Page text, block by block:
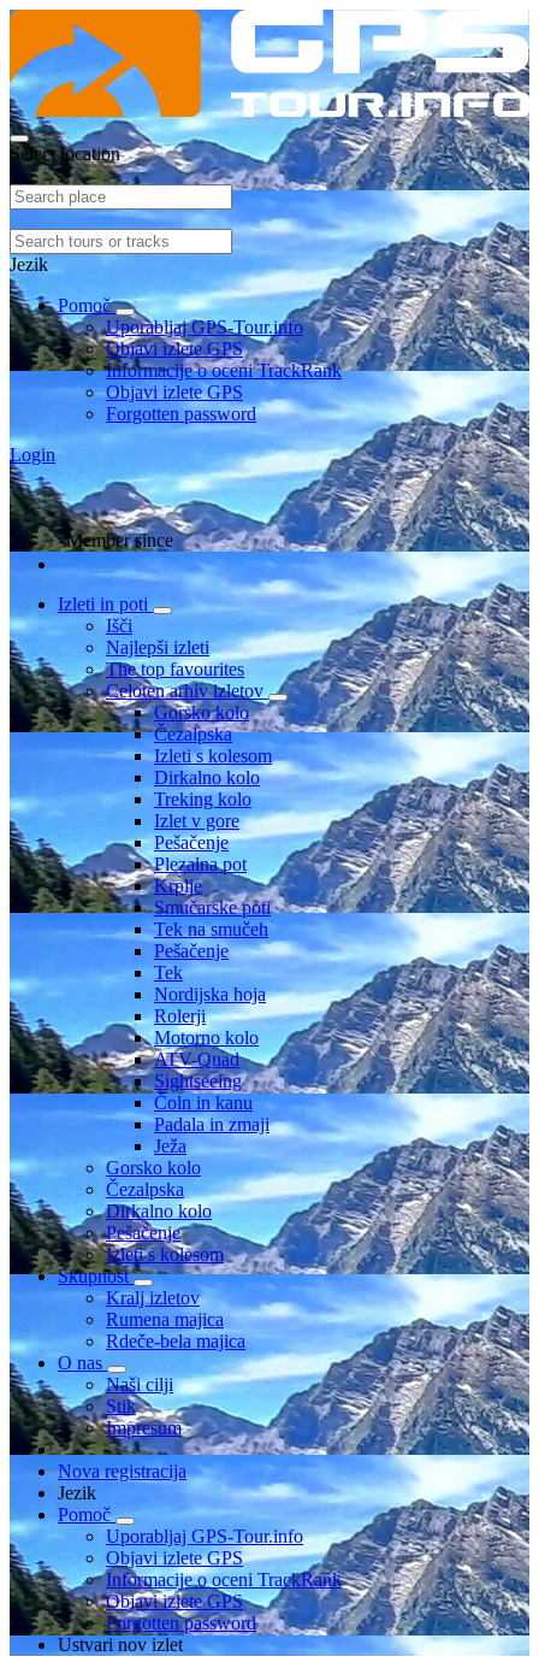
Select location
Jezik
Pomoč
Uporabljaj GPS-Tour.info
Objavi izlete GPS
Informacije o oceni TrackRank
Objavi izlete GPS
Forgotten password
Login
Member since
Izleti in poti
Išči
Najlepši izleti
The top favourites
Celoten arhiv izletov
Gorsko kolo
Čezalpska
Izleti s kolesom
Dirkalno kolo
Treking kolo
Izlet v gore
Pešačenje
Plezalna pot
Krplje
Smučarske poti
Tek na smučeh
Pešačenje
Tek
Nordijska hoja
Rolerji
Motorno kolo
ATV-Quad
Sightseeing
Čoln in kanu
Padala in zmaji
Ježa
Gorsko kolo
Čezalpska
Dirkalno kolo
Pešačenje
Izleti s kolesom
Skupnost
Kralj izletov
Rumena majica
Rdeče-bela majica
O nas
Naši cilji
Stik
Impresum
Nova registracija
Jezik
Pomoč
Uporabljaj GPS-Tour.info
Objavi izlete GPS
Informacije o oceni TrackRank
Objavi izlete GPS
Forgotten password
Ustvari nov izlet